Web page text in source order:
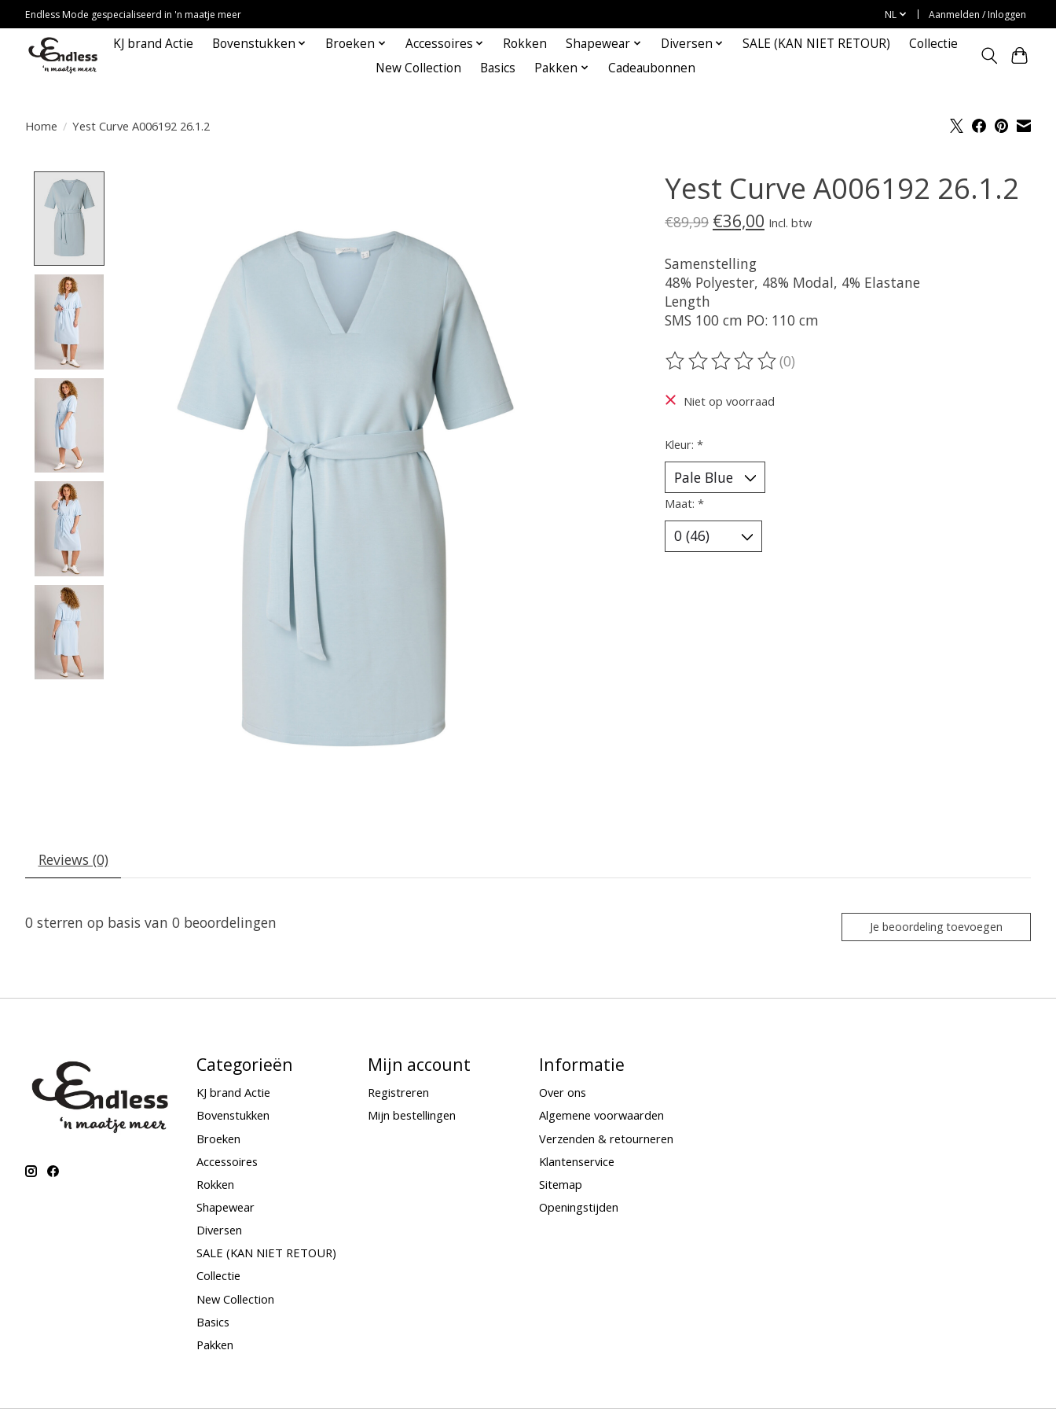
Endless Mode gespecialiseerd in 'n maatje meer NL Aanmelden / Inloggen
KJ brand Actie Bovenstukken Broeken Accessoires Rokken Shapewear Diversen SALE (KAN NIET RETOUR)
Collectie
New Collection
Basics Pakken Cadeaubonnen
Home / Yest Curve A006192 26.1.2
Yest Curve A006192 26.1.2
€89,99 €36,00 Incl. btw
Samenstelling
48% Polyester, 48% Modal, 4% Elastane
Length
SMS 100 cm PO: 110 cm
De beoordeling van dit product is
(0)
Niet op voorraad
Kleur: *
Maat: *
Reviews (0)
0 sterren op basis van 0 beoordelingen Je beoordeling toevoegen
Categorieën
KJ brand Actie
Bovenstukken
Broeken
Accessoires
Rokken
Shapewear
Diversen
SALE (KAN NIET RETOUR)
Collectie
New Collection
Basics
Pakken
Mijn account
Registreren
Mijn bestellingen
Informatie
Over ons
Algemene voorwaarden
Verzenden & retourneren
Klantenservice
Sitemap
Openingstijden